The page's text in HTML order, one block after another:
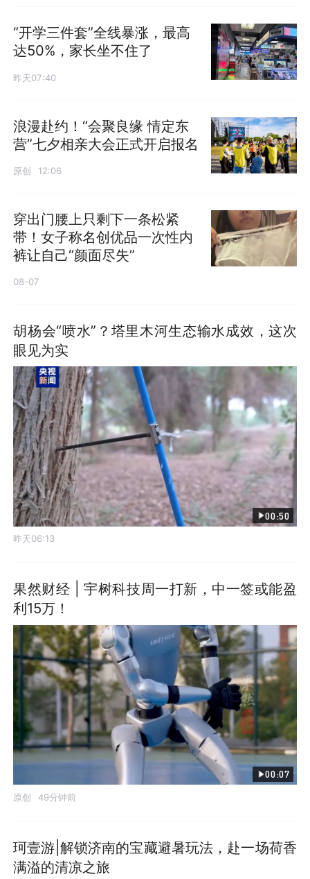
“开学三件套”全线暴涨，最高
达50%，家长坐不住了
昨天07:40
浪漫赴约！“会聚良缘 情定东
营”七夕相亲大会正式开启报名
原创 12:06
穿出门腰上只剩下一条松紧
带！女子称名创优品一次性内
裤让自己“颜面尽失”
08-07
胡杨会“喷水”？塔里木河生态输水成效，这次
眼见为实
00:50
昨天06:13
果然财经 | 宇树科技周一打新，中一签或能盈
利15万！
00:07
原创 49分钟前
珂壹游|解锁济南的宝藏避暑玩法，赴一场荷香
满溢的清凉之旅